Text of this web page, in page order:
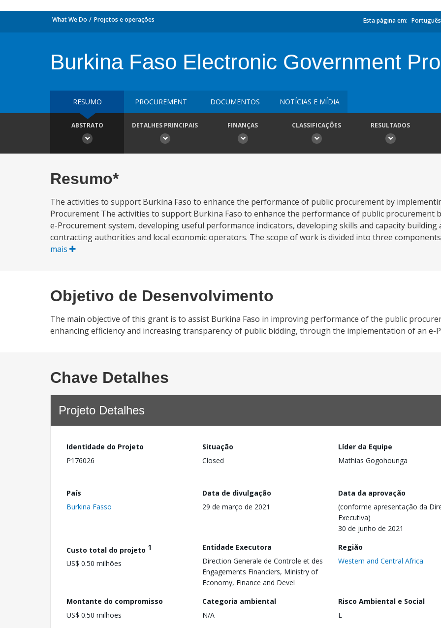
What We Do Projetos e operações Esta página em: Português
Burkina Faso Electronic Government
RESUMO PROCUREMENT DOCUMENTOS NOTÍCIAS E MÍDIA
ABSTRATO DETALHES PRINCIPAIS FINANÇAS CLASSIFICAÇÕES RESULTADOS
Resumo*
The activities to support Burkina Faso to enhance the performance of public procurement by
Procurement The activities to support Burkina Faso to enhance the performance of public procurement
e-Procurement system, developing useful performance indicators, developing skills and capacity building
contracting authorities and local economic operators. The scope of work is divided into three
mais
Objetivo de Desenvolvimento
The main objective of this grant is to assist Burkina Faso in improving performance of the public
enhancing efficiency and increasing transparency of public bidding, through the implementation of an e-
Chave Detalhes
Projeto Detalhes
Identidade do Projeto
P176026
Situação
Closed
Líder da Equipe
Mathias Gogohounga
País
Burkina Fasso
Data de divulgação
29 de março de 2021
Data da aprovação
(conforme apresentação da
Executiva)
30 de junho de 2021
Custo total do projeto 1
US$ 0.50 milhões
Entidade Executora
Direction Generale de Controle et des
Engagements Financiers, Ministry of
Economy, Finance and Devel
Região
Western and Central Africa
Montante do compromisso
US$ 0.50 milhões
Categoria ambiental
N/A
Risco Ambiental e Social
L